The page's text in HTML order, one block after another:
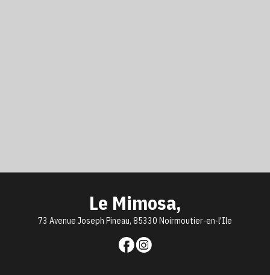
Le Mimosa,
73 Avenue Joseph Pineau, 85330 Noirmoutier-en-l'Ile